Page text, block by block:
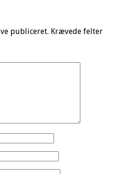
publiceret. Krævede felter